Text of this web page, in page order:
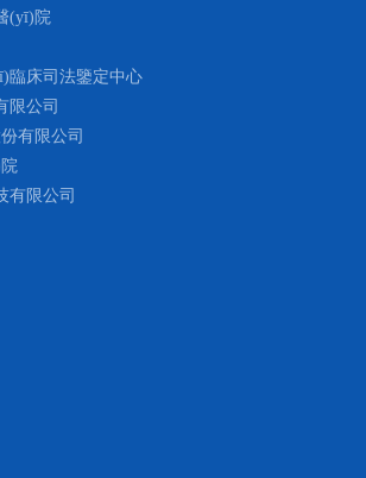
出行”
會圓滿落幕
秀企業(yè)
獎
+
(yī)院
臨床司法鑒定中心
限公司
有限公司
有限公司